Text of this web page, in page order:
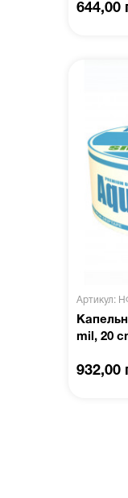
644,00
Артикул:
mil, 20
932,00